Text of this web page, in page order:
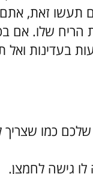
תעשו זאת,
הריח שלו. אם
בעדינות ואל
כמו שצריך
גישה לחמצן.